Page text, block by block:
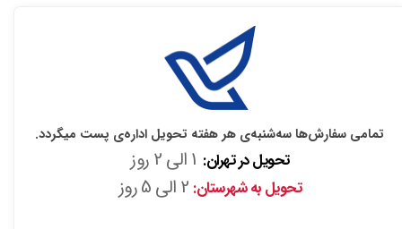
تمامی سفارش‌ها سه‌شنبه‌ی هر هفته تحویل اداره‌ی پست میگردد.
تحویل در تهران:
تحویل به شهرستان: 2 الی 5 روز